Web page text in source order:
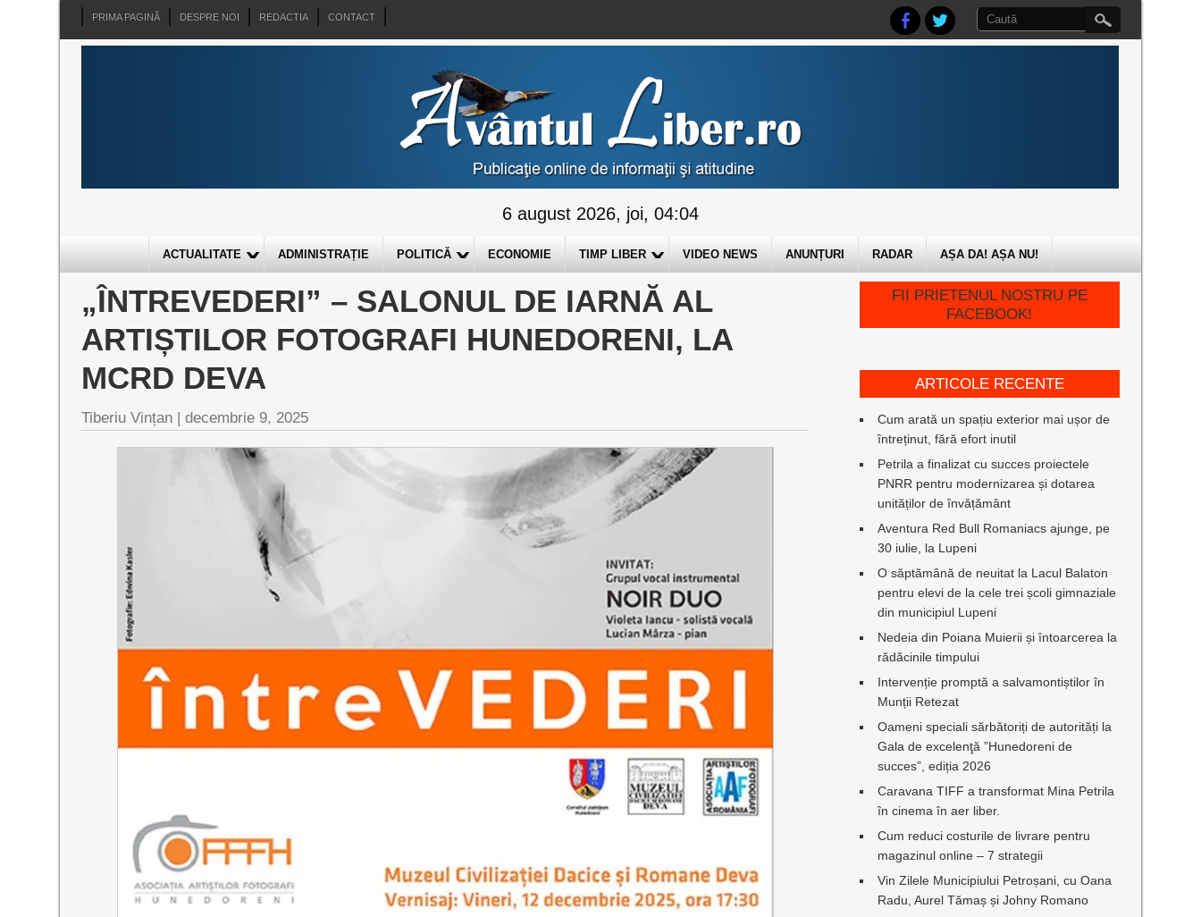
PRIMA PAGINĂ DESPRE NOI REDACTIA CONTACT
6 august 2026, joi, 04:04
ACTUALITATE ADMINISTRAȚIE POLITICĂ ECONOMIE TIMP LIBER VIDEO NEWS ANUNȚURI RADAR AȘA DA! AȘA NU!
„ÎNTREVEDERI” – SALONUL DE IARNĂ AL
ARTIȘTILOR FOTOGRAFI HUNEDORENI, LA
MCRD DEVA
Tiberiu Vințan |decembrie 9, 2025
FII PRIETENUL NOSTRU PE
FACEBOOK!
ARTICOLE RECENTE
Cum arată un spațiu exterior mai ușor de
întreținut, fără efort inutil
Petrila a finalizat cu succes proiectele
PNRR pentru modernizarea și dotarea
unităților de învățământ
Aventura Red Bull Romaniacs ajunge, pe
30 iulie, la Lupeni
O săptămână de neuitat la Lacul Balaton
pentru elevi de la cele trei școli gimnaziale
din municipiul Lupeni
Nedeia din Poiana Muierii și întoarcerea la
rădăcinile timpului
Intervenție promptă a salvamontiștilor în
Munții Retezat
Oameni speciali sărbătoriți de autorități la
Gala de excelenţă ”Hunedoreni de
succes”, ediția 2026
Caravana TIFF a transformat Mina Petrila
în cinema în aer liber.
Cum reduci costurile de livrare pentru
magazinul online – 7 strategii
Vin Zilele Municipiului Petroșani, cu Oana
Radu, Aurel Tămaș și Johny Romano